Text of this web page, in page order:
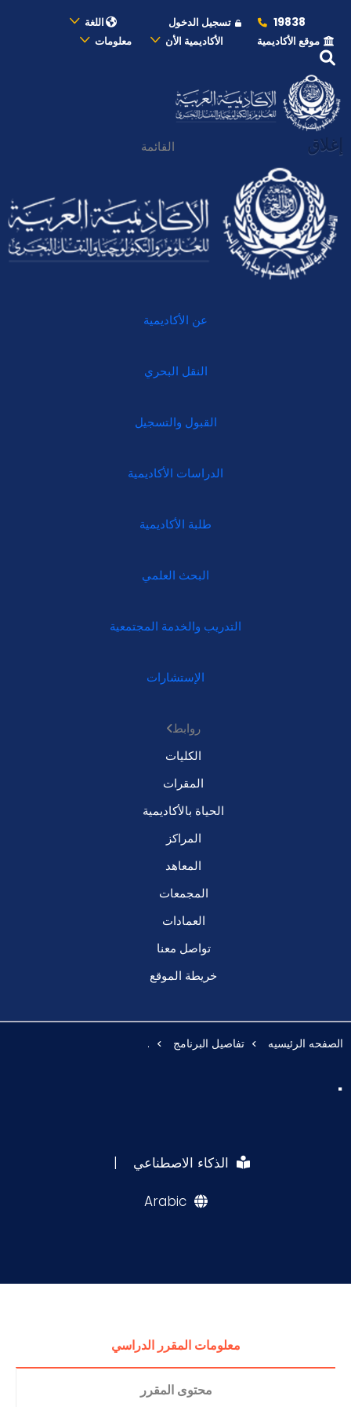
19838 تسجيل الدخول
اللغة
موقع الأكاديمية
الأكاديمية الأن معلومات
إغلاق القائمة
عن الأكاديمية
النقل البحري
القبول والتسجيل
الدراسات الأكاديمية
طلبة الأكاديمية
البحث العلمي
التدريب والخدمة المجتمعية
الإستشارات
روابط
الكليات
المقرات
الحياة بالأكاديمية
المراكز
المعاهد
المجمعات
العمادات
تواصل معنا
خريطة الموقع
الصفحه الرئيسيه تفاصيل البرنامج .
.
الذكاء الاصطناعي |
Arabic
معلومات المقرر الدراسي
محتوى المقرر